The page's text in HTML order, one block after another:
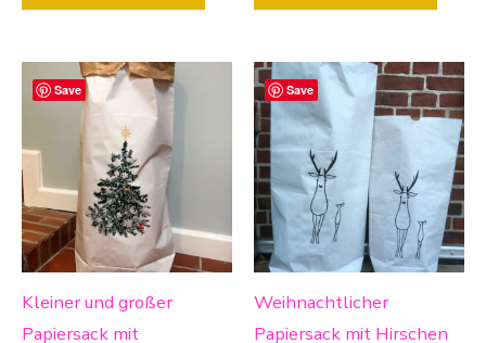
werden
Save
Kleiner und großer
Papiersack mit
Dieses
Produkt
mehrere
Varianten
auf.
Die
Optionen
können
Save
Weihnachtlicher
Papiersack mit Hirschen
weist
auf.
Die